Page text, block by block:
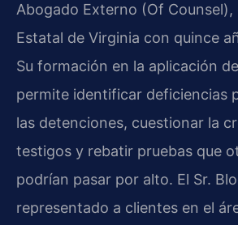
Abogado Externo (Of Counsel),
Estatal de Virginia con quince
Su formación en la aplicación
permite identificar deficiencias
las detenciones, cuestionar la
testigos y rebatir pruebas que
podrían pasar por alto. El Sr.
representado a clientes en el